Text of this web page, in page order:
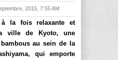
2015, 7:55 AM
la fois relaxante et
ville de Kyoto, une
au sein de la
qui emporte